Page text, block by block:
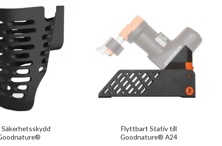
Säkerhetsskydd
Flyttbart Stativ till
Goodnature® A24